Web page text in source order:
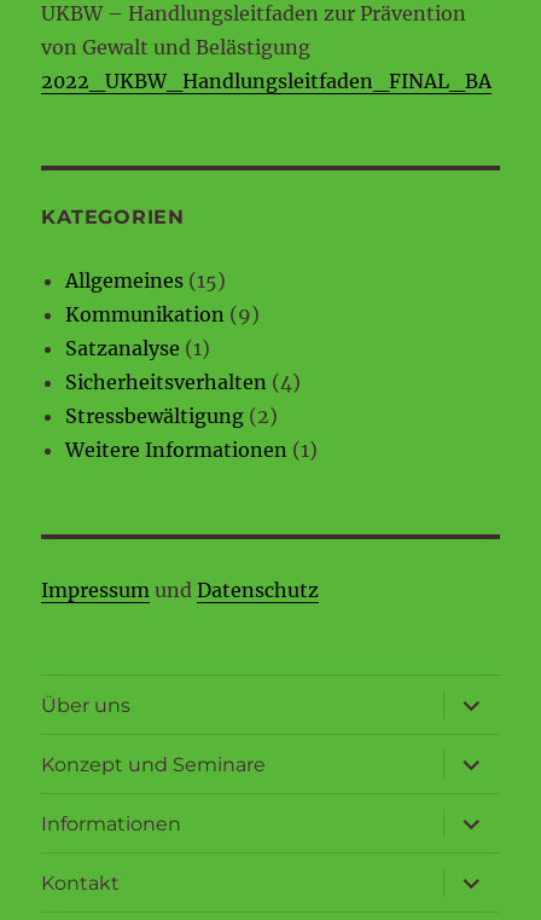
UKBW – Handlungsleitfaden zur Prävention
von Gewalt und Belästigung
2022_UKBW_Handlungsleitfaden_FINAL_BA
KATEGORIEN
Allgemeines (15)
Kommunikation (9)
Satzanalyse (1)
Sicherheitsverhalten (4)
Stressbewältigung (2)
Weitere Informationen (1)
Impressum undDatenschutz
Über uns
anzeigen
Konzept und Seminare
anzeigen
Informationen
anzeigen
Kontakt
anzeigen